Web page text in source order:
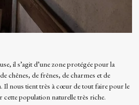
il s’agit d’une zone protégée pour la
chênes, de frênes, de charmes et de
Il nous tient très à cœur de tout faire pour le
cette population naturelle très riche.